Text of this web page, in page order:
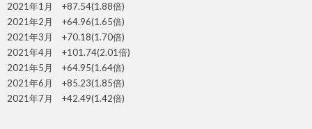
2021年1月 +87.54(1.88倍)
2021年2月 +64.96(1.65倍)
2021年3月 +70.18(1.70倍)
2021年4月 +101.74(2.01倍)
2021年5月 +64.95(1.64倍)
2021年6月 +85.23(1.85倍)
2021年7月 +42.49(1.42倍)